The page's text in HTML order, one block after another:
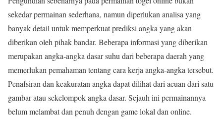
sekedar permainan sederhana, namun diperlukan analisa yang
banyak detail untuk memperkuat prediksi angka yang akan
diberikan oleh pihak bandar. Beberapa informasi yang diberikan
merupakan angka-angka dasar suhu dari beberapa daerah yang
memerlukan pemahaman tentang cara kerja angka-angka tersebut.
Penafsiran dan keakuratan angka dapat dilihat dari acuan dari satu
gambar atau sekelompok angka dasar. Sejauh ini permainannya
belum melambat dan penuh dengan game lokal dan online.